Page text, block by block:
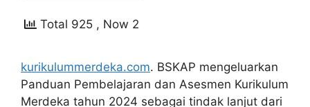
Total 925 , Now 2
kurikulummerdeka.com. BSKAP mengeluarkan
Panduan Pembelajaran dan Asesmen Kurikulum
Merdeka tahun 2024 sebagai tindak lanjut dari